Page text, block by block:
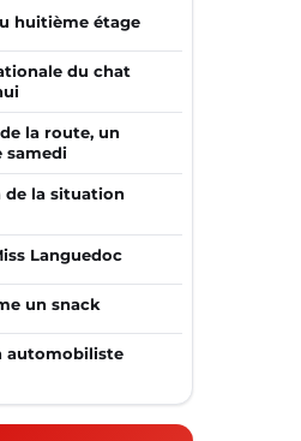
huitième étage
du chat
la route, un
samedi
de la situation
Languedoc
un snack
automobiliste